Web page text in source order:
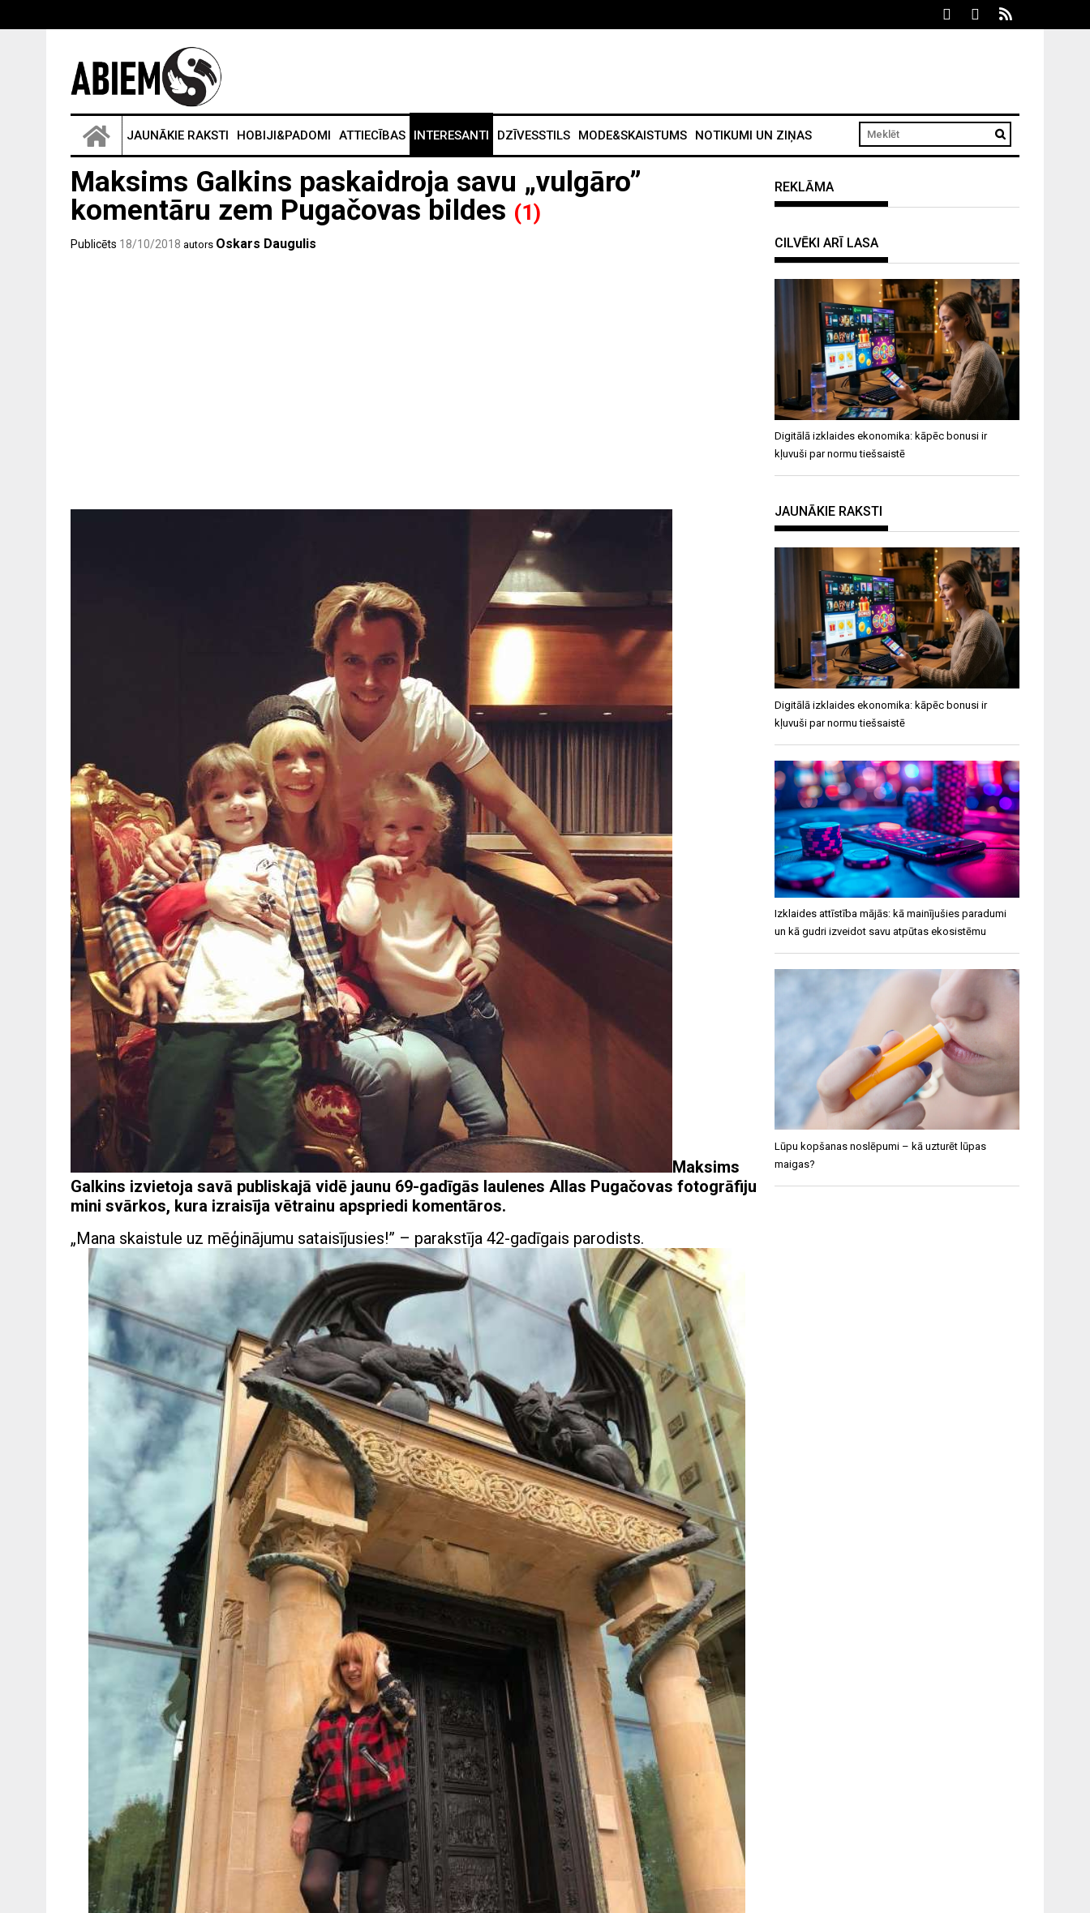
JAUNĀKIE RAKSTI HOBIJI&PADOMI ATTIECĪBAS INTERESANTI DZĪVESSTILS MODE&SKAISTUMS NOTIKUMI UN ZIŅAS
Maksims Galkins paskaidroja savu „vulgāro”
komentāru zem Pugačovas bildes (1)
Publicēts 18/10/2018 autors Oskars Daugulis
Maksims
Galkins izvietoja savā publiskajā vidē jaunu 69-gadīgās laulenes Allas Pugačovas fotogrāfiju
mini svārkos, kura izraisīja vētrainu apspriedi komentāros.
„Mana skaistule uz mēģinājumu sataisījusies!” – parakstīja 42-gadīgais parodists.
REKLĀMA
CILVĒKI ARĪ LASA
Digitālā izklaides ekonomika: kāpēc bonusi ir
kļuvuši par normu tiešsaistē
JAUNĀKIE RAKSTI
Digitālā izklaides ekonomika: kāpēc bonusi ir
kļuvuši par normu tiešsaistē
Izklaides attīstība mājās: kā mainījušies paradumi
un kā gudri izveidot savu atpūtas ekosistēmu
Lūpu kopšanas noslēpumi – kā uzturēt lūpas
maigas?